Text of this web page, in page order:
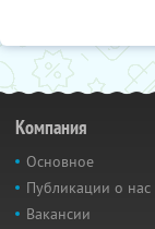
Компания
Основное
Публикации о нас
Вакансии